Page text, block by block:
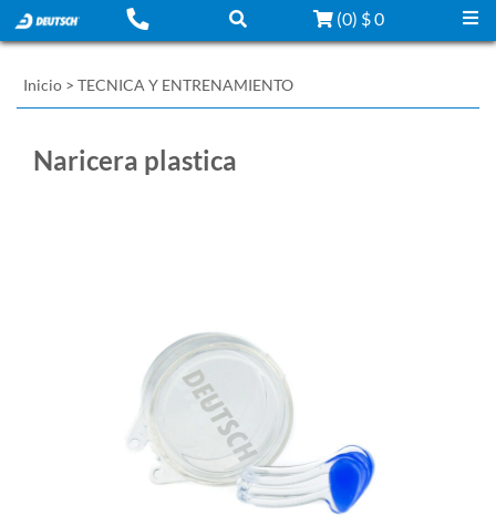
(0) $ 0
Inicio > TECNICA Y ENTRENAMIENTO
Naricera plastica